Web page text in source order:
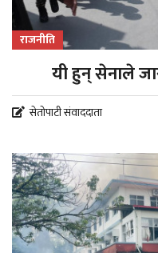
राजनीति
यी हुन् सेनाले
सेतोपाटी संवाददाता